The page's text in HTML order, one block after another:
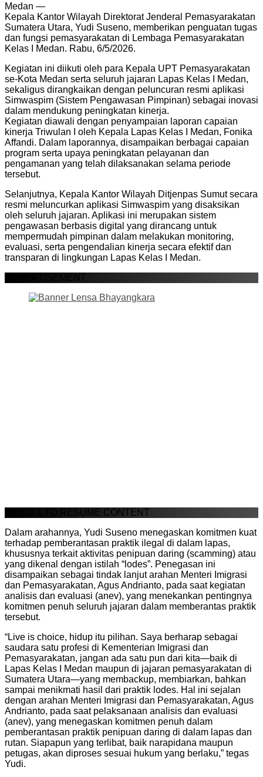
Medan —
Kepala Kantor Wilayah Direktorat Jenderal Pemasyarakatan
Sumatera Utara, Yudi Suseno, memberikan penguatan tugas
dan fungsi pemasyarakatan di Lembaga Pemasyarakatan
Kelas I Medan. Rabu, 6/5/2026.
Kegiatan ini diikuti oleh para Kepala UPT Pemasyarakatan
se-Kota Medan serta seluruh jajaran Lapas Kelas I Medan,
sekaligus dirangkaikan dengan peluncuran resmi aplikasi
Simwaspim (Sistem Pengawasan Pimpinan) sebagai inovasi
dalam mendukung peningkatan kinerja.
Kegiatan diawali dengan penyampaian laporan capaian
kinerja Triwulan I oleh Kepala Lapas Kelas I Medan, Fonika
Affandi. Dalam laporannya, disampaikan berbagai capaian
program serta upaya peningkatan pelayanan dan
pengamanan yang telah dilaksanakan selama periode
tersebut.
Selanjutnya, Kepala Kantor Wilayah Ditjenpas Sumut secara
resmi meluncurkan aplikasi Simwaspim yang disaksikan
oleh seluruh jajaran. Aplikasi ini merupakan sistem
pengawasan berbasis digital yang dirancang untuk
mempermudah pimpinan dalam melakukan monitoring,
evaluasi, serta pengendalian kinerja secara efektif dan
transparan di lingkungan Lapas Kelas I Medan.
ADVERTISEMENT
SCROLL TO RESUME CONTENT
Dalam arahannya, Yudi Suseno menegaskan komitmen kuat
terhadap pemberantasan praktik ilegal di dalam lapas,
khususnya terkait aktivitas penipuan daring (scamming) atau
yang dikenal dengan istilah “lodes”. Penegasan ini
disampaikan sebagai tindak lanjut arahan Menteri Imigrasi
dan Pemasyarakatan, Agus Andrianto, pada saat kegiatan
analisis dan evaluasi (anev), yang menekankan pentingnya
komitmen penuh seluruh jajaran dalam memberantas praktik
tersebut.
“Live is choice, hidup itu pilihan. Saya berharap sebagai
saudara satu profesi di Kementerian Imigrasi dan
Pemasyarakatan, jangan ada satu pun dari kita—baik di
Lapas Kelas I Medan maupun di jajaran pemasyarakatan di
Sumatera Utara—yang membackup, membiarkan, bahkan
sampai menikmati hasil dari praktik lodes. Hal ini sejalan
dengan arahan Menteri Imigrasi dan Pemasyarakatan, Agus
Andrianto, pada saat pelaksanaan analisis dan evaluasi
(anev), yang menegaskan komitmen penuh dalam
pemberantasan praktik penipuan daring di dalam lapas dan
rutan. Siapapun yang terlibat, baik narapidana maupun
petugas, akan diproses sesuai hukum yang berlaku,” tegas
Yudi.